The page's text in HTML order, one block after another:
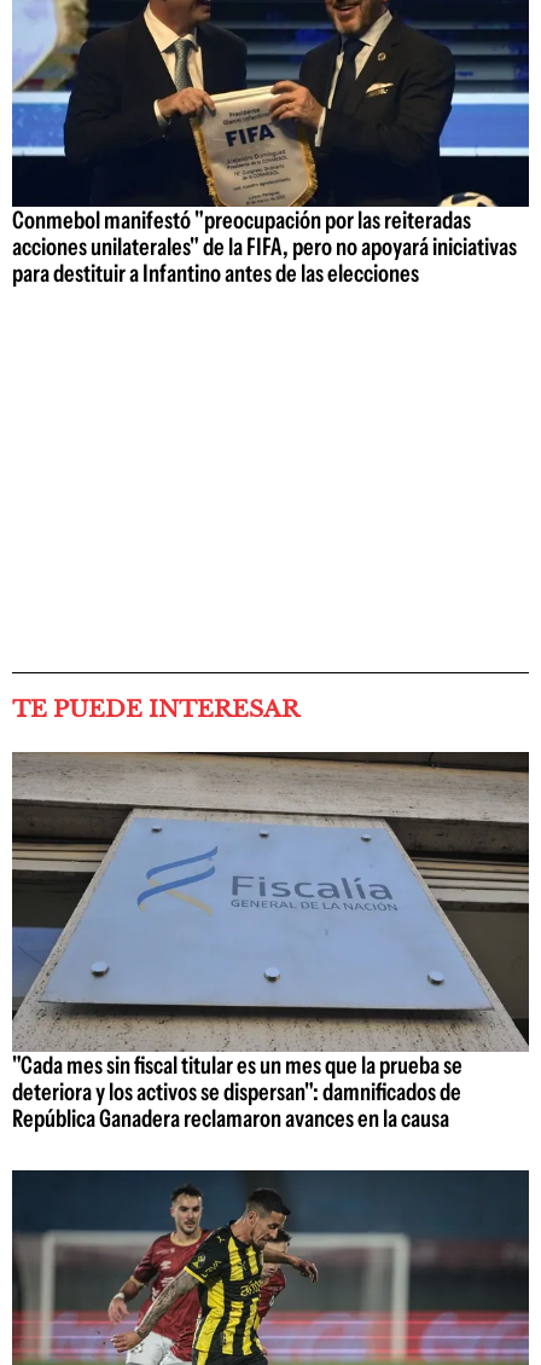
Conmebol manifestó "preocupación por las reiteradas
acciones unilaterales" de la FIFA, pero no apoyará iniciativas
para destituir a Infantino antes de las elecciones
TE PUEDE INTERESAR
"Cada mes sin fiscal titular es un mes que la prueba se
deteriora y los activos se dispersan": damnificados de
República Ganadera reclamaron avances en la causa